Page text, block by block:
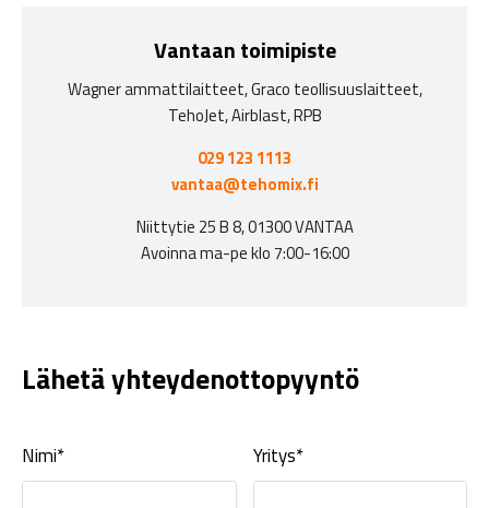
Vantaan toimipiste
Wagner ammattilaitteet, Graco teollisuuslaitteet,
TehoJet, Airblast, RPB
029 123 1113
vantaa@tehomix.fi
Niittytie 25 B 8, 01300 VANTAA
Avoinna ma-pe klo 7:00-16:00
Lähetä yhteydenottopyyntö
Nimi* Yritys*